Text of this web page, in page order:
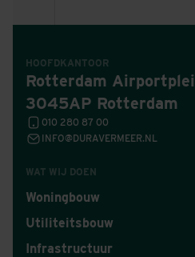
WAT WIJ DOEN
Woningbouw
Utiliteitsbouw
Infrastructuur
HOOFDKANTOOR
Rotterdam
3045AP Rotterdam
010 280 87 00
INFO@DURAVERMEER.NL